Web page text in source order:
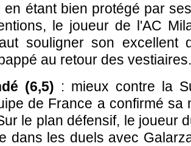
en étant bien protégé par
le joueur de l'AC
souligner son excellent
au retour des vestiaires.
(6,5) : mieux contre la
de France a confirmé sa
le plan défensif, le joueur
dans les duels avec